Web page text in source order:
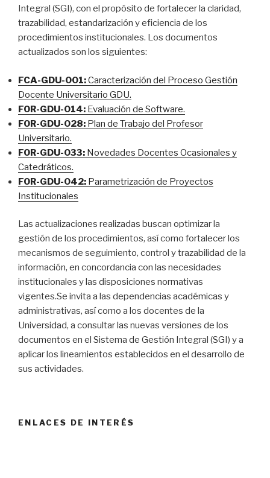
Integral (SGI), con el propósito de fortalecer la claridad,
trazabilidad, estandarización y eficiencia de los
procedimientos institucionales. Los documentos
actualizados son los siguientes:
FCA-GDU-001:Caracterización del Proceso Gestión
Docente Universitario GDU.
FOR-GDU-014: Evaluación de Software.
FOR-GDU-028: Plan de Trabajo del Profesor
Universitario.
FOR-GDU-033: Novedades Docentes Ocasionales y
Catedráticos.
FOR-GDU-042: Parametrización de Proyectos
Institucionales
Las actualizaciones realizadas buscan optimizar la
gestión de los procedimientos, así como fortalecer los
mecanismos de seguimiento, control y trazabilidad de la
información, en concordancia con las necesidades
institucionales y las disposiciones normativas
vigentes.Se invita a las dependencias académicas y
administrativas, así como a los docentes de la
Universidad, a consultar las nuevas versiones de los
documentos en el Sistema de Gestión Integral (SGI) y a
aplicar los lineamientos establecidos en el desarrollo de
sus actividades.
ENLACES DE INTERÉS